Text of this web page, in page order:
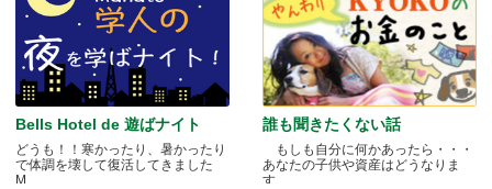
Bells Hotel de 遊ばナイト
どうも！！寒かったり、暑かったり
で体調を壊して復活してきました
M.....
誰も聞きたくない話
もしも自分に何かあったら・・・
あなたの子供や資産はどうなりま
す.....